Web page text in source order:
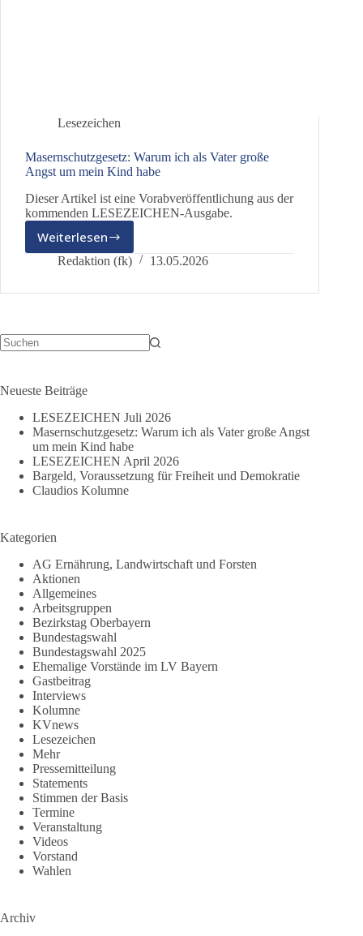
Lesezeichen
Masernschutzgesetz: Warum ich als Vater große
Angst um mein Kind habe
Dieser Artikel ist eine Vorabveröffentlichung aus der
kommenden LESEZEICHEN-Ausgabe.
WeiterlesenMasernschutzgesetz:
Warum
als
Kind
Redaktion (fk) 13.05.2026
Neueste Beiträge
LESEZEICHEN Juli 2026
Masernschutzgesetz: Warum ich als Vater große Angst
um mein Kind habe
LESEZEICHEN April 2026
Bargeld, Voraussetzung für Freiheit und Demokratie
Claudios Kolumne
Kategorien
AG Ernährung, Landwirtschaft und Forsten
Aktionen
Allgemeines
Arbeitsgruppen
Bezirkstag Oberbayern
Bundestagswahl
Bundestagswahl 2025
Ehemalige Vorstände im LV Bayern
Gastbeitrag
Interviews
Kolumne
KVnews
Lesezeichen
Mehr
Pressemitteilung
Statements
Stimmen der Basis
Termine
Veranstaltung
Videos
Vorstand
Wahlen
Archiv